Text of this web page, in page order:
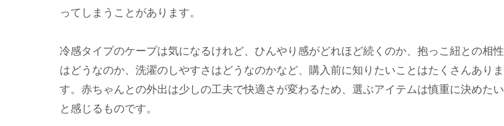
ってしまうことがあります。
冷感タイプのケープは気になるけれど、ひんやり感がどれほど続くのか、抱っこ紐との相性
はどうなのか、洗濯のしやすさはどうなのかなど、購入前に知りたいことはたくさんありま
す。赤ちゃんとの外出は少しの工夫で快適さが変わるため、選ぶアイテムは慎重に決めたい
と感じるものです。